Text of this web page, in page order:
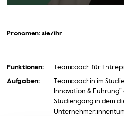
Pronomen: sie/ihr
Funktionen:
Teamcoach für
Aufgaben:
Teamcoachin im
Innovation &
Studiengang in dem